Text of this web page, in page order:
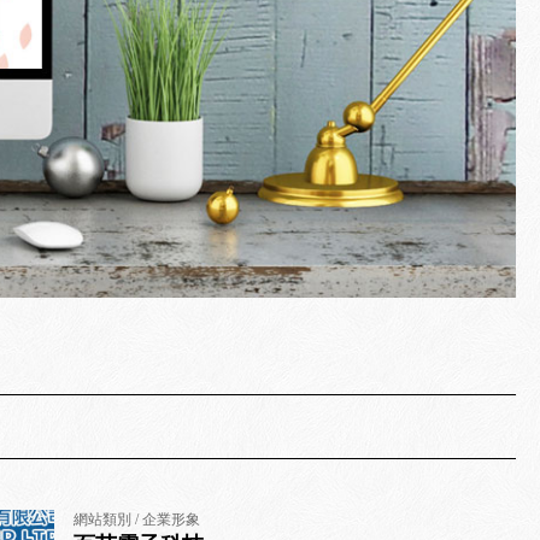
網站類別 / 企業形象